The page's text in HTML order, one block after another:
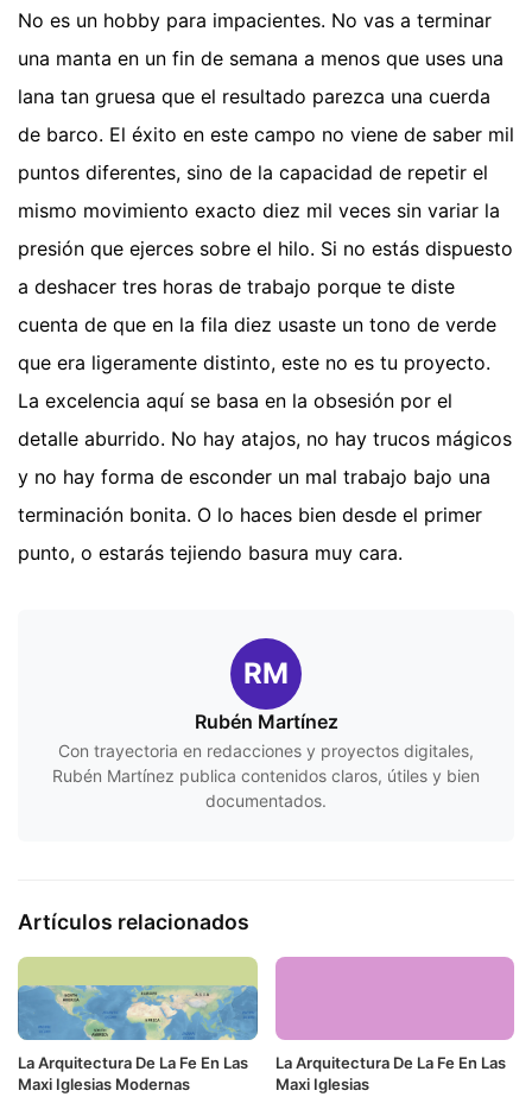
No es un hobby para impacientes. No vas a terminar
una manta en un fin de semana a menos que uses una
lana tan gruesa que el resultado parezca una cuerda
de barco. El éxito en este campo no viene de saber mil
puntos diferentes, sino de la capacidad de repetir el
mismo movimiento exacto diez mil veces sin variar la
presión que ejerces sobre el hilo. Si no estás dispuesto
a deshacer tres horas de trabajo porque te diste
cuenta de que en la fila diez usaste un tono de verde
que era ligeramente distinto, este no es tu proyecto.
La excelencia aquí se basa en la obsesión por el
detalle aburrido. No hay atajos, no hay trucos mágicos
y no hay forma de esconder un mal trabajo bajo una
terminación bonita. O lo haces bien desde el primer
punto, o estarás tejiendo basura muy cara.
RM
Rubén Martínez
Con trayectoria en redacciones y proyectos digitales,
Rubén Martínez publica contenidos claros, útiles y bien
documentados.
Artículos relacionados
La Arquitectura De La Fe En Las
Maxi Iglesias Modernas
La Arquitectura De La Fe En Las
Maxi Iglesias